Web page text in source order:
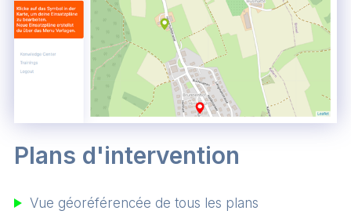
Plans d'intervention
Vue géoréférencée de tous les plans